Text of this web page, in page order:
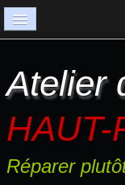
Les pannes
Entretien
Suspension
Atelier
HAUT-
Réparer